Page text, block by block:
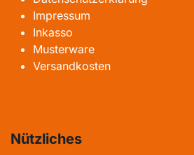
Impressum
Inkasso
Musterware
Versandkosten
Nützliches